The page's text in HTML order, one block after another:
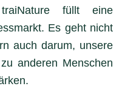
füllt eine
Es geht nicht
auch darum, unsere
anderen Menschen